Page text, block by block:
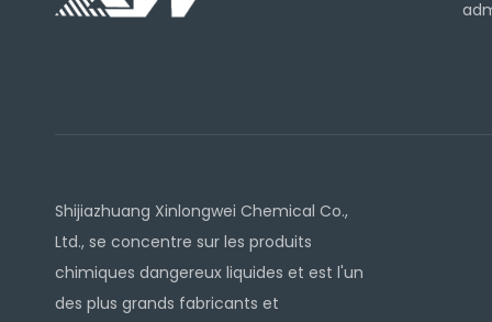
Shijiazhuang Xinlongwei Chemical Co.,
Ltd., se concentre sur les produits
chimiques dangereux liquides et est l'un
des plus grands fabricants et